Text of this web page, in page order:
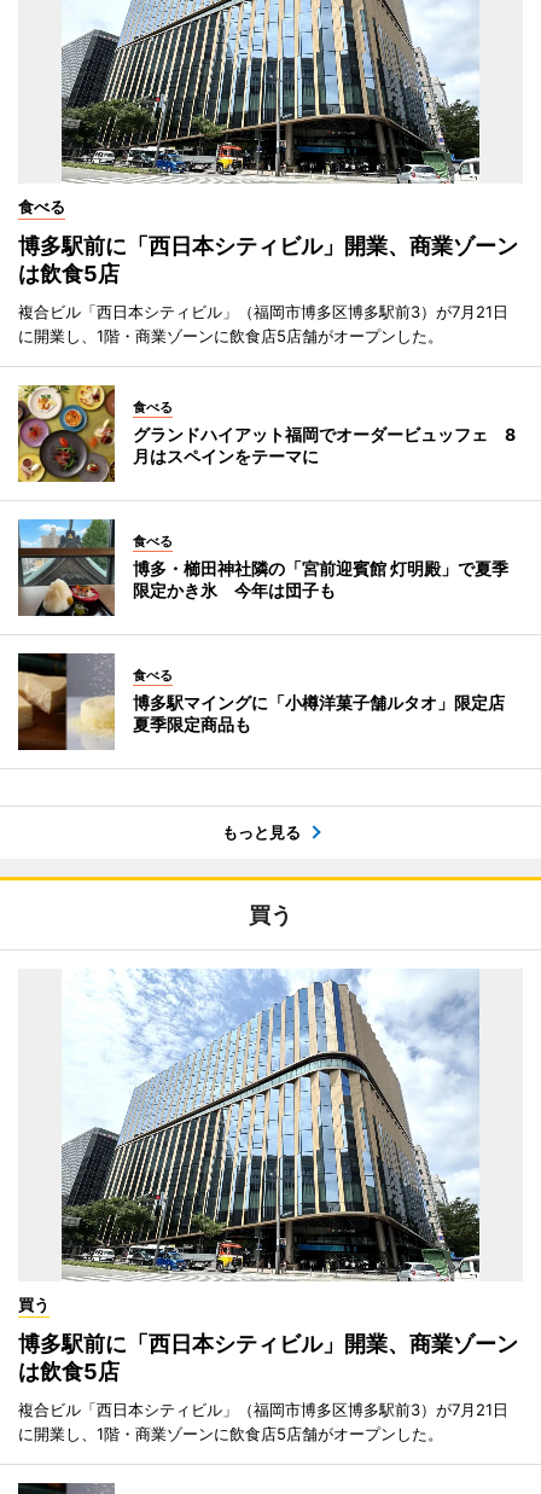
食べる
博多駅前に「西日本シティビル」開業、商業ゾーン
は飲食5店
複合ビル「西日本シティビル」（福岡市博多区博多駅前3）が7月21日
に開業し、1階・商業ゾーンに飲食店5店舗がオープンした。
食べる
グランドハイアット福岡でオーダービュッフェ 8
月はスペインをテーマに
食べる
博多・櫛田神社隣の「宮前迎賓館 灯明殿」で夏季
限定かき氷 今年は団子も
食べる
博多駅マイングに「小樽洋菓子舗ルタオ」限定店
夏季限定商品も
もっと見る
買う
買う
博多駅前に「西日本シティビル」開業、商業ゾーン
は飲食5店
複合ビル「西日本シティビル」（福岡市博多区博多駅前3）が7月21日
に開業し、1階・商業ゾーンに飲食店5店舗がオープンした。